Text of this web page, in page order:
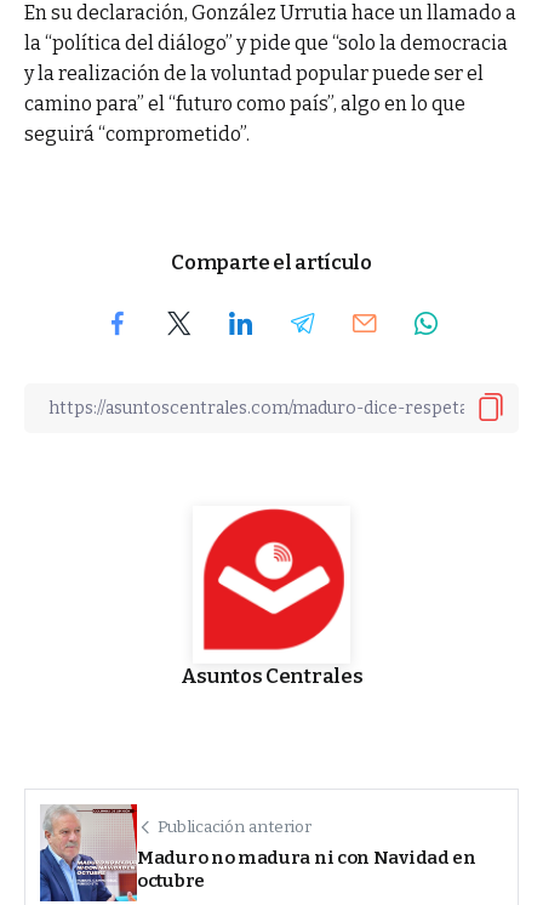
En su declaración, González Urrutia hace un llamado a
la “política del diálogo” y pide que “solo la democracia
y la realización de la voluntad popular puede ser el
camino para” el “futuro como país”, algo en lo que
seguirá “comprometido”.
Comparte el artículo
Asuntos Centrales
Publicación anterior
Maduro no madura ni con Navidad en
octubre